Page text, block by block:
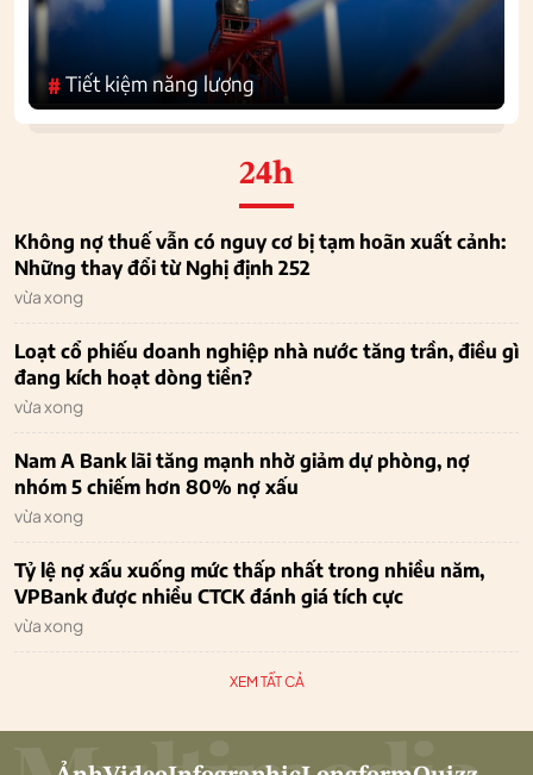
#Tiết kiệm năng lượng
24h
Không nợ thuế vẫn có nguy cơ bị tạm hoãn xuất cảnh:
Những thay đổi từ Nghị định 252
vừa xong
Loạt cổ phiếu doanh nghiệp nhà nước tăng trần, điều gì
đang kích hoạt dòng tiền?
vừa xong
Nam A Bank lãi tăng mạnh nhờ giảm dự phòng, nợ
nhóm 5 chiếm hơn 80% nợ xấu
vừa xong
Tỷ lệ nợ xấu xuống mức thấp nhất trong nhiều năm,
VPBank được nhiều CTCK đánh giá tích cực
vừa xong
XEM TẤT CẢ